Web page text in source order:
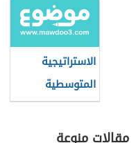
الاستراتيجية
المتوسطية
للتنمية
المستدامة